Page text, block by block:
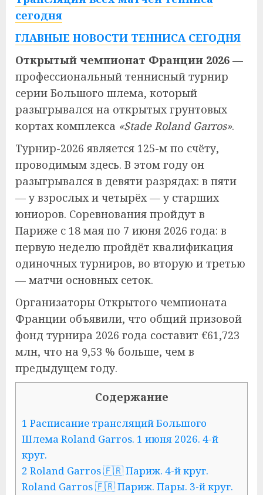
сегодня
ГЛАВНЫЕ НОВОСТИ ТЕННИСА СЕГОДНЯ
Открытый чемпионат Франции 2026 —
профессиональный теннисный турнир
серии Большого шлема, который
разыгрывался на открытых грунтовых
кортах комплекса «Stade Roland Garros».
Турнир-2026 является 125-м по счёту,
проводимым здесь. В этом году он
разыгрывался в девяти разрядах: в пяти
— у взрослых и четырёх — у старших
юниоров. Соревнования пройдут в
Париже с 18 мая по 7 июня 2026 года: в
первую неделю пройдёт квалификация
одиночных турниров, во вторую и третью
— матчи основных сеток.
Организаторы Открытого чемпионата
Франции объявили, что общий призовой
фонд турнира 2026 года составит €61,723
млн, что на 9,53 % больше, чем в
предыдущем году.
Содержание
1 Расписание трансляций Большого
Шлема Roland Garros. 1 июня 2026. 4-й
круг.
2 Roland Garros 🇫🇷 Париж. 4-й круг.
Roland Garros 🇫🇷 Париж. Пары. 3-й круг.